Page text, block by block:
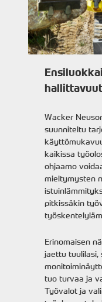
Wacker
suunniteltu
kaikissa
ohjaamo
mieltymysten
pitkissäkin
Erinomaisen
jaettu tuulilasi,
tuo turvaa ja
Työvalot ja